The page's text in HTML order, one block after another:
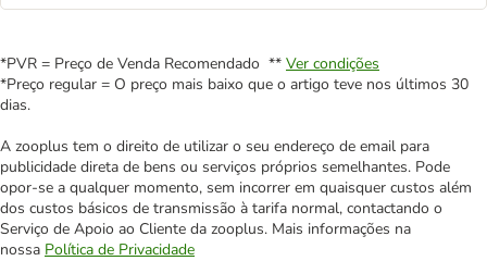
*PVR = Preço de Venda Recomendado ** Ver condições
*Preço regular = O preço mais baixo que o artigo teve nos últimos 30
dias.
A zooplus tem o direito de utilizar o seu endereço de email para
publicidade direta de bens ou serviços próprios semelhantes. Pode
opor-se a qualquer momento, sem incorrer em quaisquer custos além
dos custos básicos de transmissão à tarifa normal, contactando o
Serviço de Apoio ao Cliente da zooplus. Mais informações na
nossa Política de Privacidade